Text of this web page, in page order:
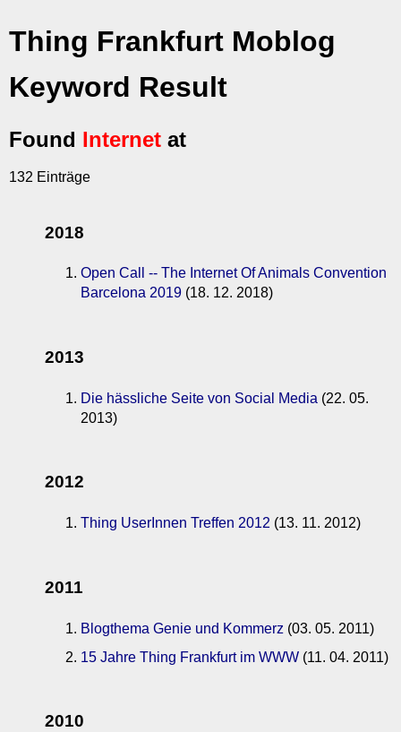
Thing Frankfurt Moblog
Keyword Result
Found Internet at
132 Einträge
2018
Open Call -- The Internet Of Animals Convention
Barcelona 2019 (18. 12. 2018)
2013
Die hässliche Seite von Social Media (22. 05.
2013)
2012
Thing UserInnen Treffen 2012 (13. 11. 2012)
2011
Blogthema Genie und Kommerz (03. 05. 2011)
15 Jahre Thing Frankfurt im WWW (11. 04. 2011)
2010